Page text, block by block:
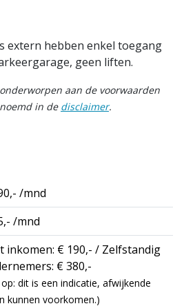
extern hebben enkel toegang
geen liften.
aan de voorwaarden
in de disclaimer.
/mnd
/mnd
inkomen: € 190,- / Zelfstandig
€ 380,-
dit is een indicatie, afwijkende
kunnen voorkomen.)